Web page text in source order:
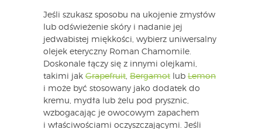
Jeśli szukasz sposobu na ukojenie zmysłów
lub odświeżenie skóry i nadanie jej
jedwabistej miękkości, wybierz uniwersalny
olejek eteryczny Roman Chamomile.
Doskonale łączy się z innymi olejkami,
takimi jak Grapefruit, Bergamot lub Lemon
i może być stosowany jako dodatek do
kremu, mydła lub żelu pod prysznic,
wzbogacając je owocowym zapachem
i właściwościami oczyszczającymi. Jeśli